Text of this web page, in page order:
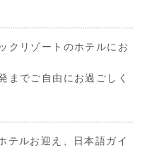
クリゾートのホテルにお
までご自由にお過ごしく
ルお迎え、日本語ガイ